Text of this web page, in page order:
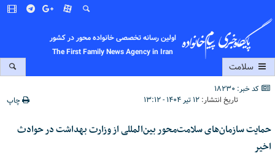
اولین رسانه تخصصی خانواده محور در کشور
The First Family News Agency in Iran
سلامت
کد خبر: 18230
تاریخ انتشار:۱۲ تیر ۱۴۰۴ - ۱۳:۱۲ چاپ
حمایت سازمان‌های سلامت‌محور بین‌المللی از وزارت بهداشت در حوادث
اخیر